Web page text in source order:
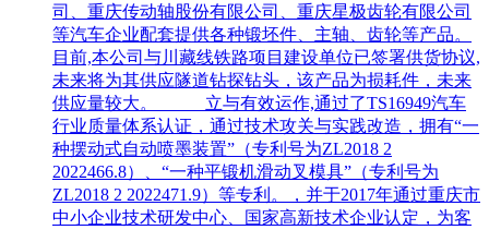
司、重庆传动轴股份有限公司、重庆星极齿轮有限公司
等汽车企业配套提供各种锻坯件、主轴、齿轮等产品。
目前,本公司与川藏线铁路项目建设单位已签署供货协议,
未来将为其供应隧道钻探钻头，该产品为损耗件，未来
供应量较大。 立与有效运作,通过了TS16949汽车
行业质量体系认证，通过技术攻关与实践改造，拥有“一
种摆动式自动喷墨装置”（专利号为ZL2018 2
2022466.8）、“一种平锻机滑动叉模具”（专利号为
ZL2018 2 2022471.9）等专利。，并于2017年通过重庆市
中小企业技术研发中心、国家高新技术企业认定，为客